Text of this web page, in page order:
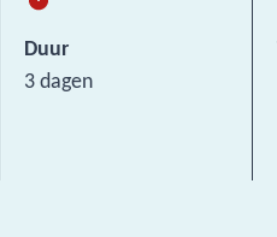
Duur
3 dagen